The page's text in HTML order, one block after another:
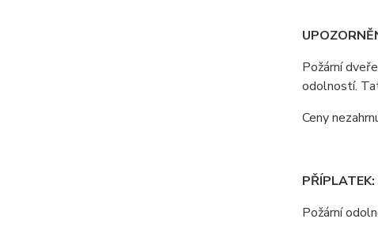
Požární
odolností.
Ceny
PŘÍPLATEK:
Požární